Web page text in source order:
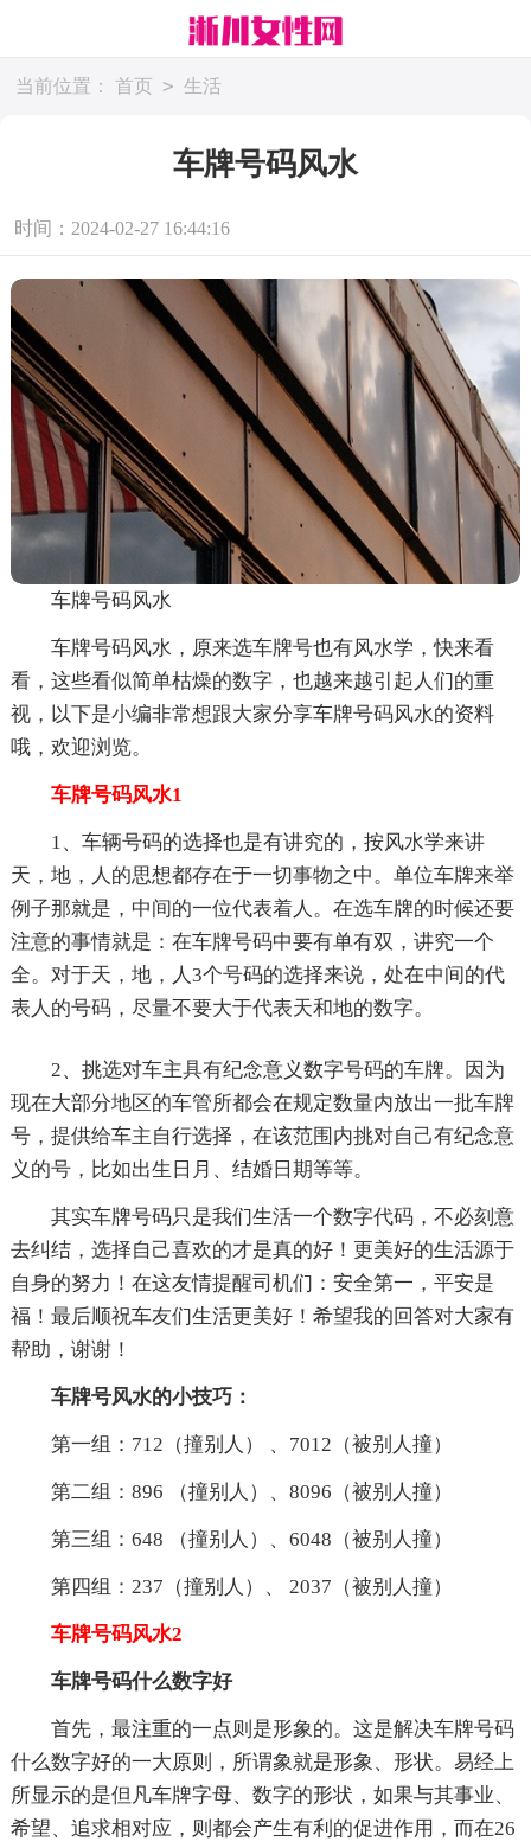
当前位置： 首页 > 生活
车牌号码风水
时间：2024-02-27 16:44:16
车牌号码风水
车牌号码风水，原来选车牌号也有风水学，快来看
看，这些看似简单枯燥的数字，也越来越引起人们的重
视，以下是小编非常想跟大家分享车牌号码风水的资料
哦，欢迎浏览。
车牌号码风水1
1、车辆号码的选择也是有讲究的，按风水学来讲
天，地，人的思想都存在于一切事物之中。单位车牌来举
例子那就是，中间的一位代表着人。在选车牌的时候还要
注意的事情就是：在车牌号码中要有单有双，讲究一个
全。对于天，地，人3个号码的选择来说，处在中间的代
表人的号码，尽量不要大于代表天和地的数字。
2、挑选对车主具有纪念意义数字号码的车牌。因为
现在大部分地区的车管所都会在规定数量内放出一批车牌
号，提供给车主自行选择，在该范围内挑对自己有纪念意
义的号，比如出生日月、结婚日期等等。
其实车牌号码只是我们生活一个数字代码，不必刻意
去纠结，选择自己喜欢的才是真的好！更美好的生活源于
自身的努力！在这友情提醒司机们：安全第一，平安是
福！最后顺祝车友们生活更美好！希望我的回答对大家有
帮助，谢谢！
车牌号风水的小技巧：
第一组：712（撞别人） 、7012（被别人撞）
第二组：896 （撞别人）、8096（被别人撞）
第三组：648 （撞别人）、6048（被别人撞）
第四组：237（撞别人）、 2037（被别人撞）
车牌号码风水2
车牌号码什么数字好
首先，最注重的一点则是形象的。这是解决车牌号码
什么数字好的一大原则，所谓象就是形象、形状。易经上
所显示的是但凡车牌字母、数字的形状，如果与其事业、
希望、追求相对应，则都会产生有利的促进作用，而在26